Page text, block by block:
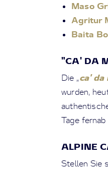
Maso
Agritur
Baita
"CA' DA
Die „ca' da
wurden,
Tage
ALPINE
Stellen Sie